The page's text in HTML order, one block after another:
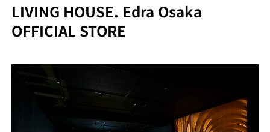
LIVING HOUSE. Edra Osaka
OFFICIAL STORE